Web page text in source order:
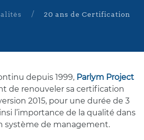
20 ans de Certification
depuis 1999, Parlym Project
de renouveler sa certification
2015, pour une durée de 3
l’importance de la qualité dans
système de management.